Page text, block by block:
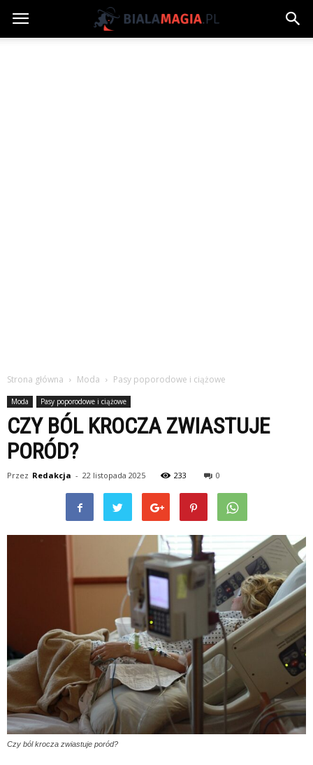
Strona główna Moda Pasy poporodowe i ciążowe
Moda Pasy poporodowe i ciążowe
CZY BÓL KROCZA ZWIASTUJE
PORÓD?
Przez Redakcja - 22 listopada 2025 233 0
Czy ból krocza zwiastuje poród?